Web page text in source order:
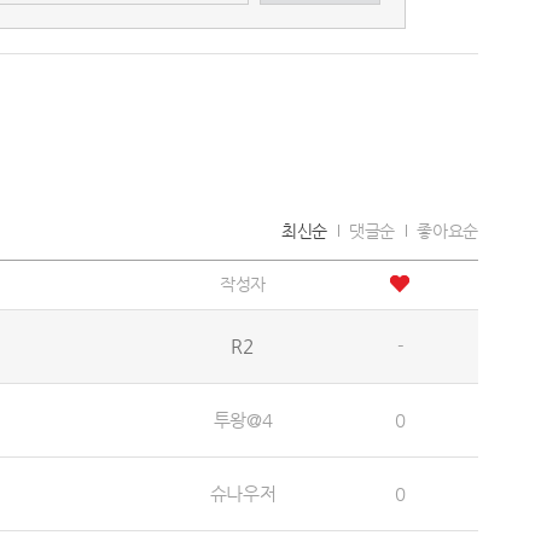
최신순 댓글순 좋아요순
작성자
R2 -
투왕@4 0
슈나우저 0